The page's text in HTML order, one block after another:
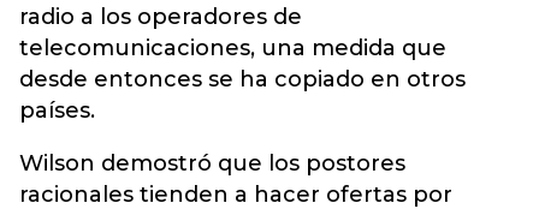
radio a los operadores de
telecomunicaciones, una medida que
desde entonces se ha copiado en otros
países.
Wilson demostró que los postores
racionales tienden a hacer ofertas por